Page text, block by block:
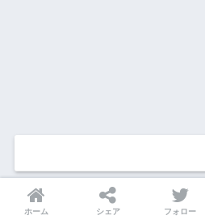
ホーム シェア フォロー